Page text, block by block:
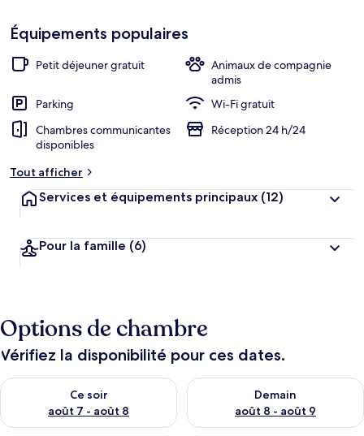
Équipements populaires
Petit déjeuner gratuit
Animaux de compagnie
admis
Parking
Wi-Fi gratuit
Chambres communicantes
disponibles
Réception 24 h/24
Tout afficher
Services et équipements principaux (12)
Pour la famille (6)
Options de chambre
Vérifiez la disponibilité pour ces dates.
Ce soir
août 7 - août 8
Vérifier la disponibilité pour ce soir août 7 - août 8
Demain
août 8 - août 9
Vérifier la disponibilité pour